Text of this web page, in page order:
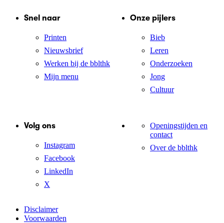
Snel naar
Printen
Nieuwsbrief
Werken bij de bblthk
Mijn menu
Onze pijlers
Bieb
Leren
Onderzoeken
Jong
Cultuur
Volg ons
Instagram
Facebook
LinkedIn
X
Openingstijden en
contact
Over de bblthk
Disclaimer
Voorwaarden